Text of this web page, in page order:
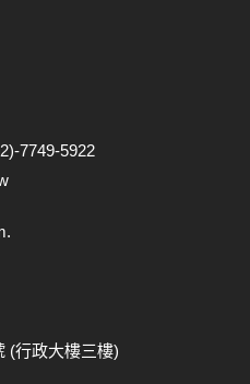
7749-5922
(行政大樓三樓)